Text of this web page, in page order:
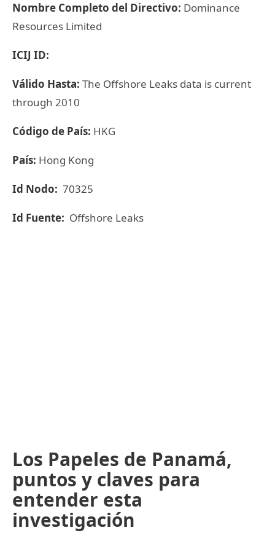
Nombre Completo del Directivo: Dominance
Resources Limited
ICIJ ID:
Válido Hasta: The Offshore Leaks data is current
through 2010
Código de País: HKG
País: Hong Kong
Id Nodo: 70325
Id Fuente: Offshore Leaks
Los Papeles de Panamá,
puntos y claves para
entender esta
investigación